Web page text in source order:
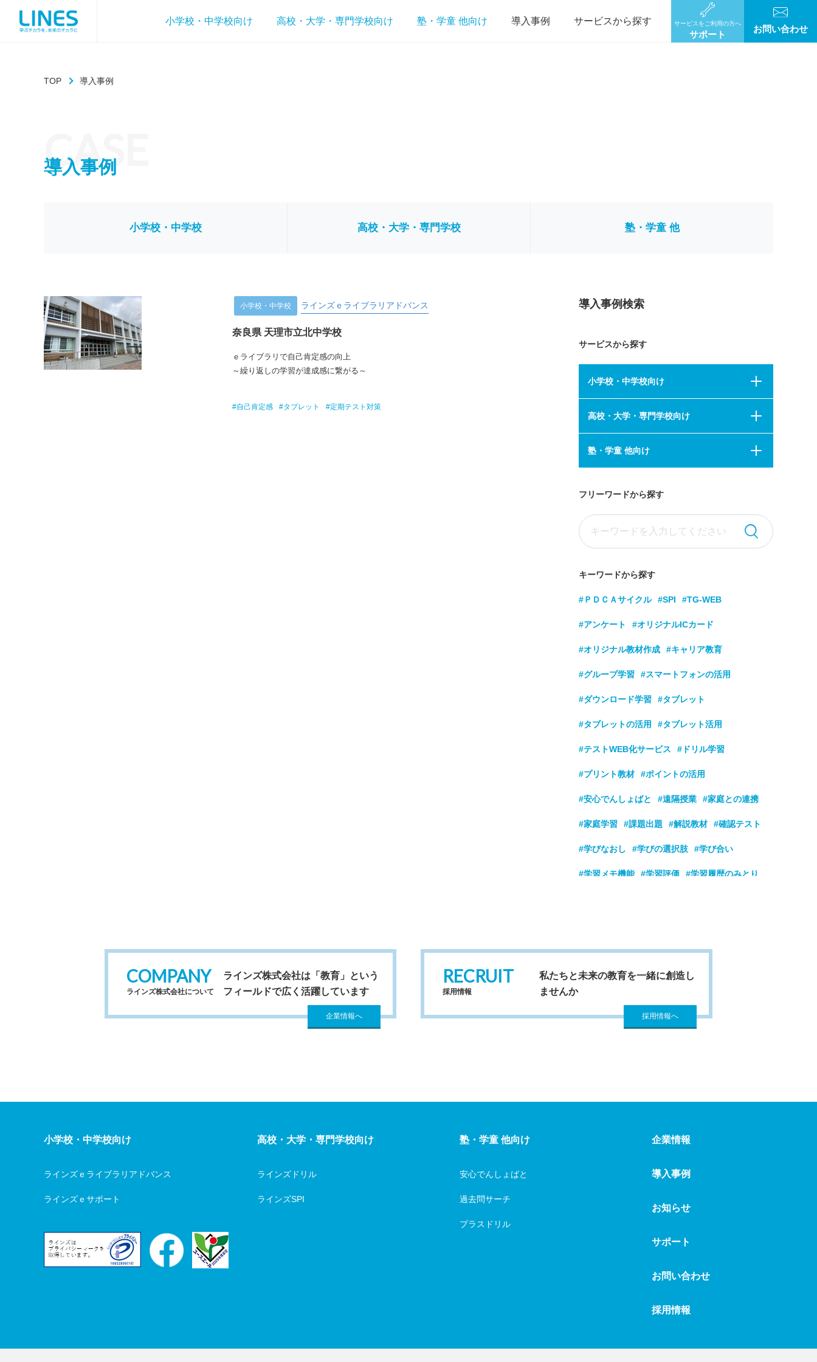
小学校・中学校向け 高校・大学・専門学校向け 塾・学童 他向け 導入事例 サービスから探す サービスをご利用の方へ
サポート
お問い合わせ
TOP 導入事例
CASE
導入事例
小学校・中学校 高校・大学・専門学校 塾・学童 他
小学校・中学校 ラインズｅライブラリアドバンス
奈良県 天理市立北中学校
ｅライブラリで自己肯定感の向上
～繰り返しの学習が達成感に繋がる～
#自己肯定感 #タブレット #定期テスト対策
導入事例検索
サービスから探す
小学校・中学校向け
高校・大学・専門学校向け
塾・学童 他向け
フリーワードから探す
キーワードから探す
#ＰＤＣＡサイクル #SPI #TG-WEB
#アンケート #オリジナルICカード
#オリジナル教材作成 #キャリア教育
#グループ学習 #スマートフォンの活用
#ダウンロード学習 #タブレット
#タブレットの活用 #タブレット活用
#テストWEB化サービス #ドリル学習
#プリント教材 #ポイントの活用
#安心でんしょばと #遠隔授業 #家庭との連携
#家庭学習 #課題出題 #解説教材 #確認テスト
#学びなおし #学びの選択肢 #学び合い
#学習メモ機能 #学習評価 #学習履歴のみとり
#教員採用試験対策 #業務改善 #玉手箱
#隙間時間 #個別最適な学び
#中学校
#定期テスト対策 #導入事例
#入退室メール
#複式学級 #補充学習
COMPANY
ラインズ株式会社について
ラインズ株式会社は「教育」という
フィールドで広く活躍しています
企業情報へ
RECRUIT
採用情報
私たちと未来の教育を一緒に創造し
ませんか
採用情報へ
小学校・中学校向け
ラインズｅライブラリアドバンス
ラインズｅサポート
高校・大学・専門学校向け
ラインズドリル
ラインズSPI
塾・学童 他向け
安心でんしょばと
過去問サーチ
プラスドリル
企業情報
導入事例
お知らせ
サポート
お問い合わせ
採用情報